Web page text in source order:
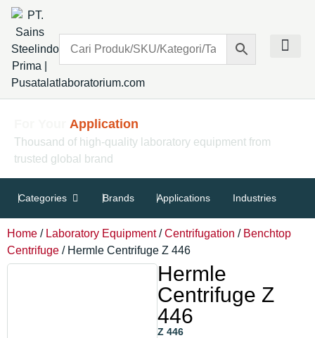
Find The Right Laboratory Equipment
Application
Thousand of high-quality laboratory equipment from
trusted global brand
Categories Brands Applications Industries
Home / Laboratory Equipment/Centrifugation / Benchtop
Centrifuge / Hermle Centrifuge Z 446
Hermle
Centrifuge Z
446
Z 446